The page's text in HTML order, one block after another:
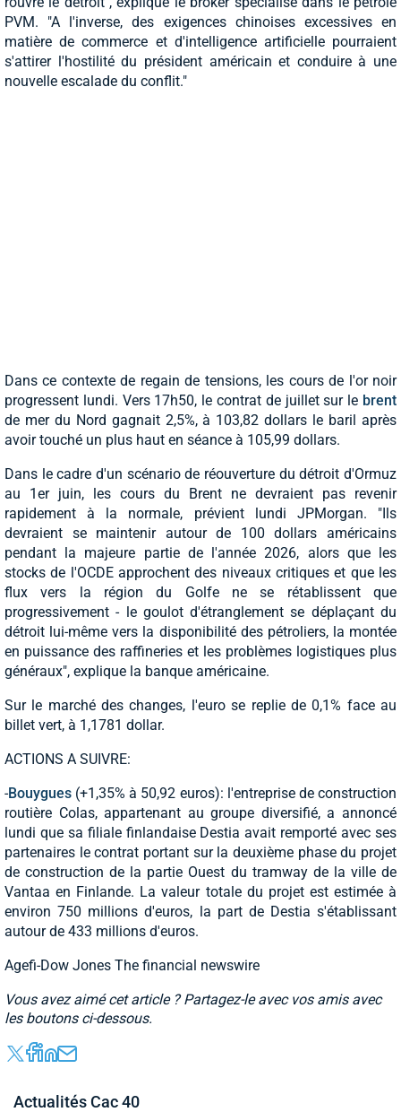
PVM. "A l'inverse, des exigences chinoises excessives en
matière de commerce et d'intelligence artificielle pourraient
s'attirer l'hostilité du président américain et conduire à une
nouvelle escalade du conflit."
Dans ce contexte de regain de tensions, les cours de l'or noir
progressent lundi. Vers 17h50, le contrat de juillet sur le brent
de mer du Nord gagnait 2,5%, à 103,82 dollars le baril après
avoir touché un plus haut en séance à 105,99 dollars.
Dans le cadre d'un scénario de réouverture du détroit d'Ormuz
au 1er juin, les cours du Brent ne devraient pas revenir
rapidement à la normale, prévient lundi JPMorgan. "Ils
devraient se maintenir autour de 100 dollars américains
pendant la majeure partie de l'année 2026, alors que les
stocks de l'OCDE approchent des niveaux critiques et que les
flux vers la région du Golfe ne se rétablissent que
progressivement - le goulot d'étranglement se déplaçant du
détroit lui-même vers la disponibilité des pétroliers, la montée
en puissance des raffineries et les problèmes logistiques plus
généraux", explique la banque américaine.
Sur le marché des changes, l'euro se replie de 0,1% face au
billet vert, à 1,1781 dollar.
ACTIONS A SUIVRE:
-Bouygues (+1,35% à 50,92 euros): l'entreprise de construction
routière Colas, appartenant au groupe diversifié, a annoncé
lundi que sa filiale finlandaise Destia avait remporté avec ses
partenaires le contrat portant sur la deuxième phase du projet
de construction de la partie Ouest du tramway de la ville de
Vantaa en Finlande. La valeur totale du projet est estimée à
environ 750 millions d'euros, la part de Destia s'établissant
autour de 433 millions d'euros.
Agefi-Dow Jones The financial newswire
Vous avez aimé cet article ? Partagez-le avec vos amis avec
les boutons ci-dessous.
Actualités Cac 40